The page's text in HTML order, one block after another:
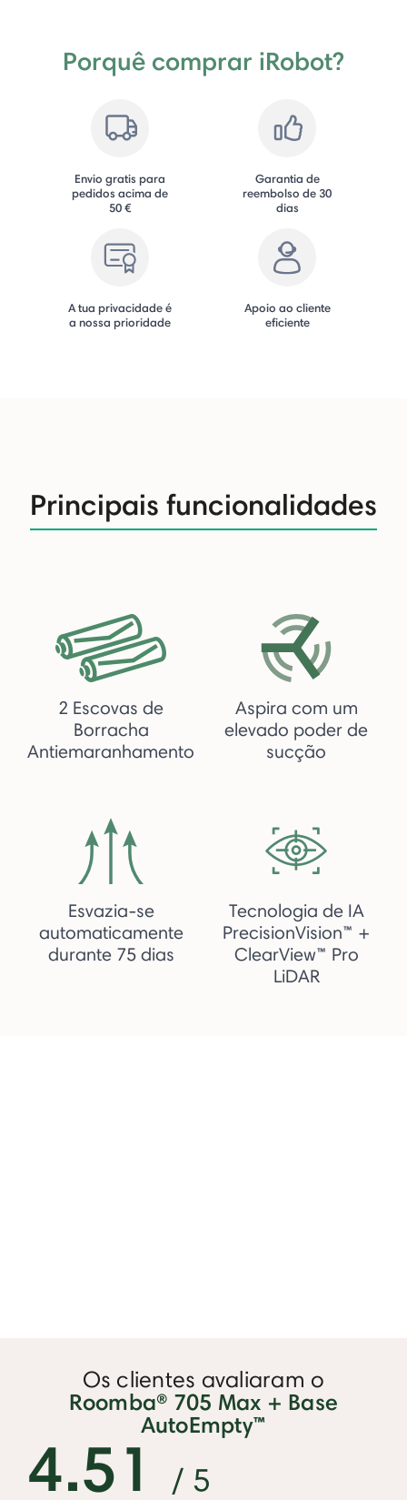
Porquê comprar iRobot?
Envio gratis para
pedidos acima de
50 €
Garantia de
reembolso de 30
dias
A tua privacidade é
a nossa prioridade
Apoio ao cliente
eficiente
Principais funcionalidades
2 Escovas de
Borracha
Antiemaranhamento
Aspira com um
elevado poder de
sucção
Esvazia-se
automaticamente
durante 75 dias
Tecnologia de IA
PrecisionVision™ +
ClearView™ Pro
LiDAR
Os clientes avaliaram o
Roomba® 705 Max + Base
AutoEmpty™
4.51 / 5